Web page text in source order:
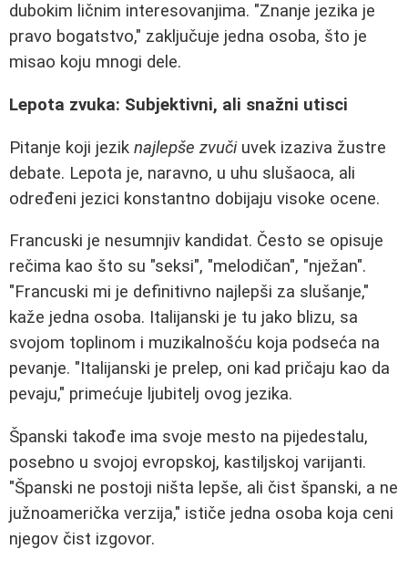
dubokim ličnim interesovanjima. "Znanje jezika je
pravo bogatstvo," zaključuje jedna osoba, što je
misao koju mnogi dele.
Lepota zvuka: Subjektivni, ali snažni utisci
Pitanje koji jezik najlepše zvučiuvek izaziva žustre
debate. Lepota je, naravno, u uhu slušaoca, ali
određeni jezici konstantno dobijaju visoke ocene.
Francuski je nesumnjiv kandidat. Često se opisuje
rečima kao što su "seksi", "melodičan", "nježan".
"Francuski mi je definitivno najlepši za slušanje,"
kaže jedna osoba. Italijanski je tu jako blizu, sa
svojom toplinom i muzikalnošću koja podseća na
pevanje. "Italijanski je prelep, oni kad pričaju kao da
pevaju," primećuje ljubitelj ovog jezika.
Španski takođe ima svoje mesto na pijedestalu,
posebno u svojoj evropskoj, kastiljskoj varijanti.
"Španski ne postoji ništa lepše, ali čist španski, a ne
južnoamerička verzija," ističe jedna osoba koja ceni
njegov čist izgovor.